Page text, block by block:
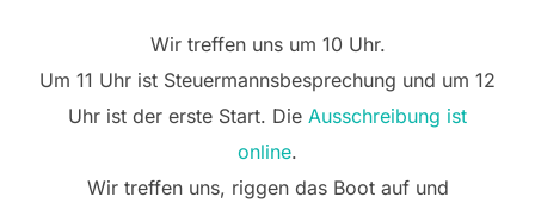
Wir treffen uns um 10 Uhr.
Um 11 Uhr ist Steuermannsbesprechung und um 12
Uhr ist der erste Start. Die Ausschreibung ist
online.
Wir treffen uns, riggen das Boot auf und